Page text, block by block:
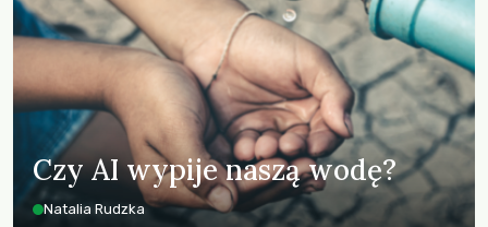
Czy AI wypije naszą wodę?
Natalia Rudzka